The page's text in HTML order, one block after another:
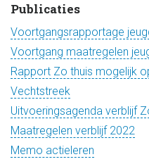
Publicaties
Voortgangsrapportage
Voortgang maatregelen
Rapport Zo thuis mogelijk
Vechtstreek
Uitvoeringsagenda verblijf
Maatregelen verblijf 2022
Memo actieleren